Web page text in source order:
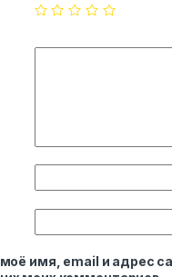
имя, email и адрес